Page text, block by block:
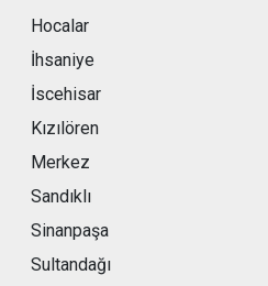
Hocalar
İhsaniye
İscehisar
Kızılören
Merkez
Sandıklı
Sinanpaşa
Sultandağı